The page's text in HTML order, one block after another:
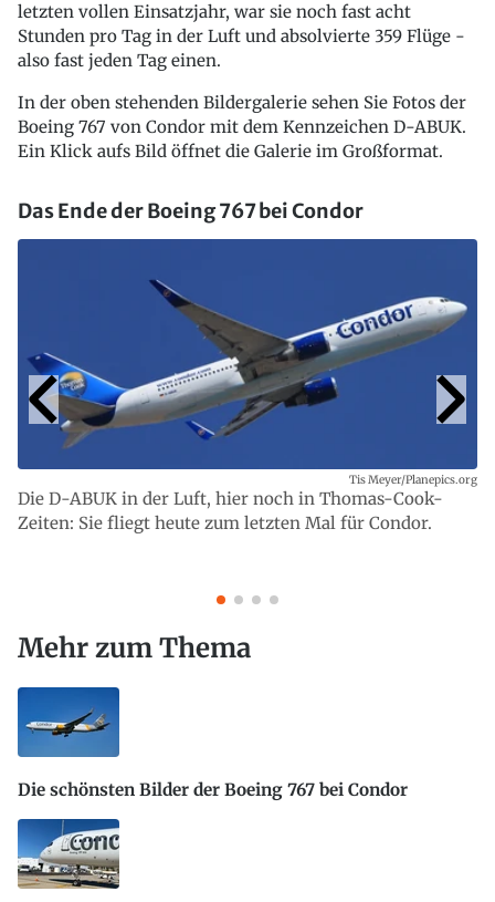
letzten vollen Einsatzjahr, war sie noch fast acht
Stunden pro Tag in der Luft und absolvierte 359 Flüge -
also fast jeden Tag einen.
In der oben stehenden Bildergalerie sehen Sie Fotos der
Boeing 767 von Condor mit dem Kennzeichen D-ABUK.
Ein Klick aufs Bild öffnet die Galerie im Großformat.
Das Ende der Boeing 767 bei Condor
Die D-ABUK in der Luft, hier noch in Thomas-Cook-
Zeiten: Sie fliegt heute zum letzten Mal für Condor.
Tis Meyer/Planepics.org
Mehr zum Thema
Die schönsten Bilder der Boeing 767 bei Condor